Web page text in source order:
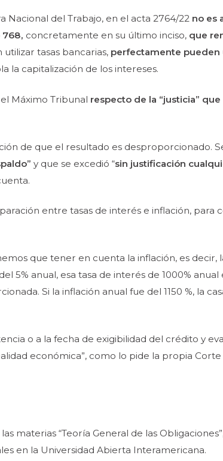
Nacional del Trabajo, en el acta 2764/22 no es
768, concretamente en su último inciso, que
tasas bancarias, perfectamente pueden
la capitalización de los intereses.
Máximo Tribunal respecto de la “justicia”
de que el resultado es desproporcionado.
y que se excedió “sin justificación
entre tasas de interés e inflación, para
que tener en cuenta la inflación, es decir,
5% anual, esa tasa de interés de 1000%
Si la inflación anual fue del 1150 %, la
o a la fecha de exigibilidad del crédito y
económica”, como lo pide la propia Corte
materias “Teoría General de las
en la Universidad Abierta Interamericana.